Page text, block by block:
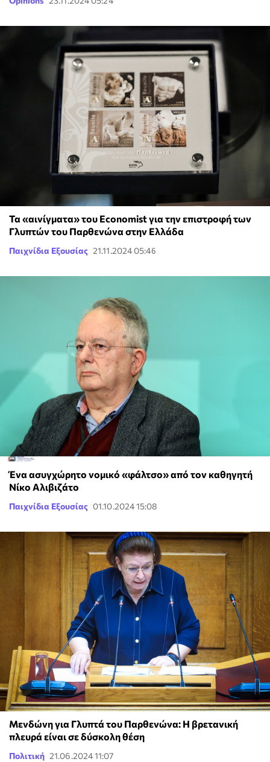
Τα «αινίγματα» του Economist για την επιστροφή των
Γλυπτών του Παρθενώνα στην Ελλάδα
Παιχνίδια Εξουσίας 21.11.2024 05:46
Ένα ασυγχώρητο νομικό «φάλτσο» από τον καθηγητή
Νίκο Αλιβιζάτο
Παιχνίδια Εξουσίας 01.10.2024 15:08
Μενδώνη για Γλυπτά του Παρθενώνα: Η βρετανική
πλευρά είναι σε δύσκολη θέση
Πολιτική 21.06.2024 11:07